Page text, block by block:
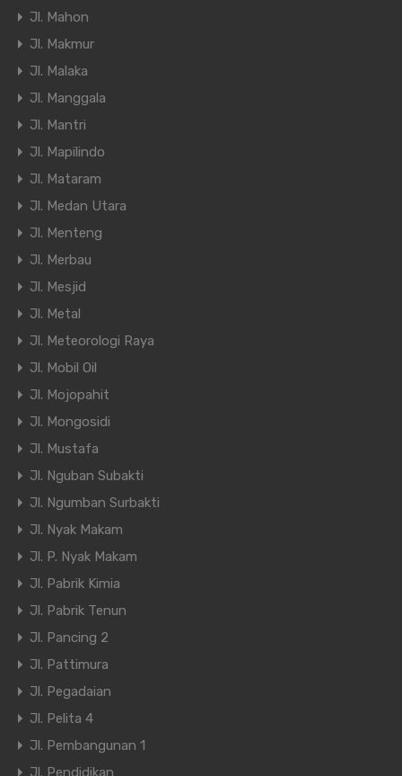
Jl. Mahon
Jl. Makmur
Jl. Malaka
Jl. Manggala
Jl. Mantri
Jl. Mapilindo
Jl. Mataram
Jl. Medan Utara
Jl. Menteng
Jl. Merbau
Jl. Mesjid
Jl. Metal
Jl. Meteorologi Raya
Jl. Mobil Oil
Jl. Mojopahit
Jl. Mongosidi
Jl. Mustafa
Jl. Nguban Subakti
Jl. Ngumban Surbakti
Jl. Nyak Makam
Jl. P. Nyak Makam
Jl. Pabrik Kimia
Jl. Pabrik Tenun
Jl. Pancing 2
Jl. Pattimura
Jl. Pegadaian
Jl. Pelita 4
Jl. Pembangunan 1
Jl. Pendidikan